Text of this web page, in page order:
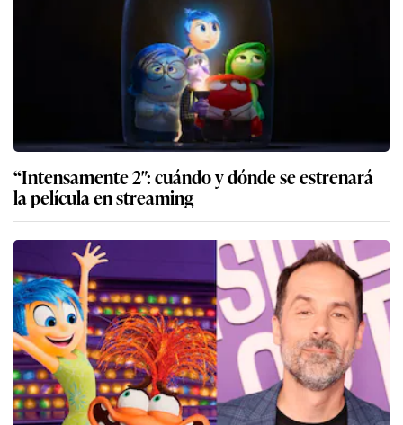
“Intensamente 2″: cuándo y dónde se estrenará
la película en streaming